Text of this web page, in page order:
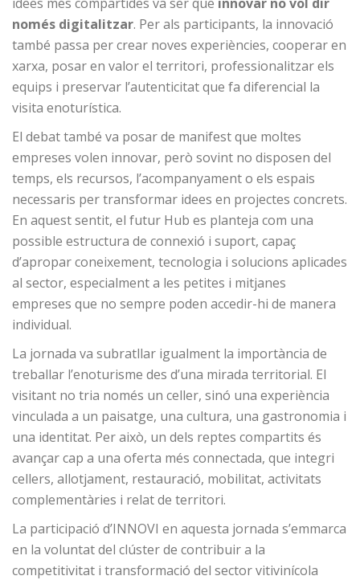
només digitalitzar. Per als participants, la innovació
també passa per crear noves experiències, cooperar en
xarxa, posar en valor el territori, professionalitzar els
equips i preservar l’autenticitat que fa diferencial la
visita enoturística.
El debat també va posar de manifest que moltes
empreses volen innovar, però sovint no disposen del
temps, els recursos, l’acompanyament o els espais
necessaris per transformar idees en projectes concrets.
En aquest sentit, el futur Hub es planteja com una
possible estructura de connexió i suport, capaç
d’apropar coneixement, tecnologia i solucions aplicades
al sector, especialment a les petites i mitjanes
empreses que no sempre poden accedir-hi de manera
individual.
La jornada va subratllar igualment la importància de
treballar l’enoturisme des d’una mirada territorial. El
visitant no tria només un celler, sinó una experiència
vinculada a un paisatge, una cultura, una gastronomia i
una identitat. Per això, un dels reptes compartits és
avançar cap a una oferta més connectada, que integri
cellers, allotjament, restauració, mobilitat, activitats
complementàries i relat de territori.
La participació d’INNOVI en aquesta jornada s’emmarca
en la voluntat del clúster de contribuir a la
competitivitat i transformació del sector vitivinícola